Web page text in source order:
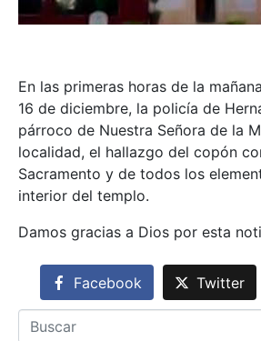
En las primeras horas de la
16 de diciembre, la policía de
párroco de Nuestra Señora de la
localidad, el hallazgo del copón
Sacramento y de todos los
interior del templo.
Damos gracias a Dios por esta
Facebook Twitter